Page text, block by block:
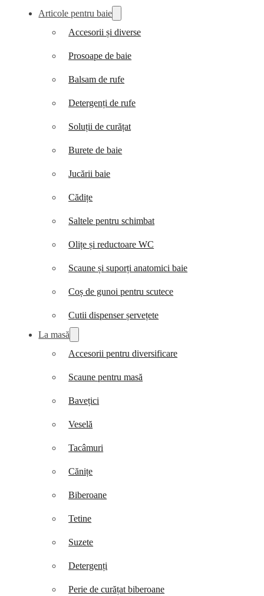
Articole pentru baie
Accesorii și diverse
Prosoape de baie
Balsam de rufe
Detergenți de rufe
Soluții de curățat
Burete de baie
Jucării baie
Cădițe
Saltele pentru schimbat
Olițe și reductoare WC
Scaune și suporți anatomici baie
Coș de gunoi pentru scutece
Cutii dispenser șervețete
La masă
Accesorii pentru diversificare
Scaune pentru masă
Bavețici
Veselă
Tacâmuri
Cănițe
Biberoane
Tetine
Suzete
Detergenți
Perie de curățat biberoane